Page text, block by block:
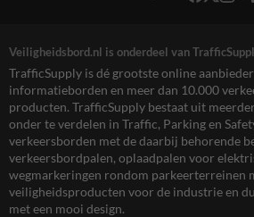
Veiligheidsbord.nl is onderdeel van
TrafficSupply is dé grootste online
informatieborden en meer dan 10.000
producten. TrafficSupply bestaat uit
onder te verdelen in Traffic, Parking en
verkeersborden met de daarbij behorende
verkeersbordpalen, oplaadpalen voor
wegmarkeringen rondom parkeerterreinen
veiligheidsproducten voor de industrie en
met een mooi design.